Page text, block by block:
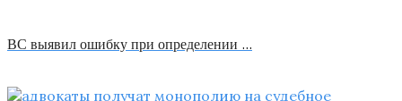
ВС выявил ошибку при определении …